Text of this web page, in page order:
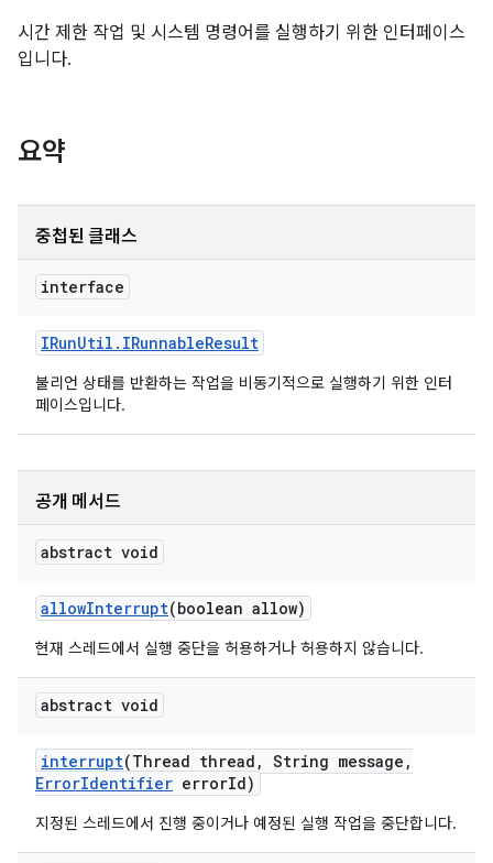
시간 제한 작업 및 시스템 명령어를 실행하기 위한 인터페이스
입니다.
요약
중첩된 클래스
interface
IRunUtil . IRunnableResult
불리언 상태를 반환하는 작업을 비동기적으로 실행하기 위한 인터
페이스입니다.
공개 메서드
abstract void
allowInterrupt(boolean allow)
현재 스레드에서 실행 중단을 허용하거나 허용하지 않습니다.
abstract void
interrupt(Thread thread , String message ,
ErrorIdentifier errorId)
지정된 스레드에서 진행 중이거나 예정된 실행 작업을 중단합니다.